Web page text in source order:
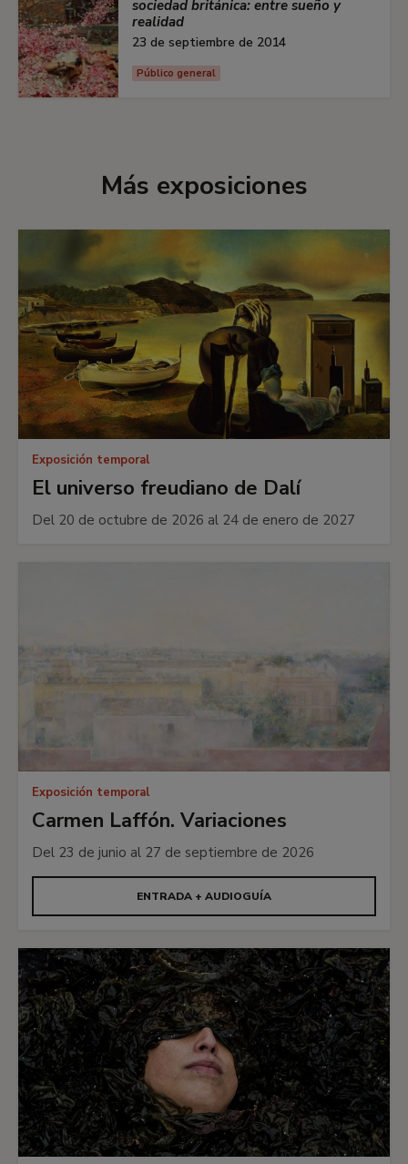
sociedad británica: entre sueño y
realidad
23 de septiembre de 2014
Público general
Más exposiciones
Exposición temporal
El universo freudiano de Dalí
Del 20 de octubre de 2026 al 24 de enero de 2027
Exposición temporal
Carmen Laffón. Variaciones
Del 23 de junio al 27 de septiembre de 2026
ENTRADA + AUDIOGUÍA